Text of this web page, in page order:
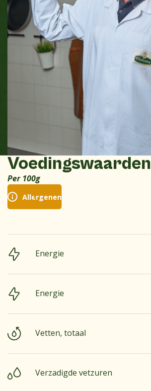
Voedingswaarden
Per 100g
Allergenen
Energie
Energie
Vetten, totaal
Verzadigde vetzuren